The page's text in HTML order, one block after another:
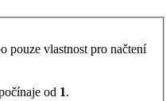
pouze vlastnost pro načtení
od 1.